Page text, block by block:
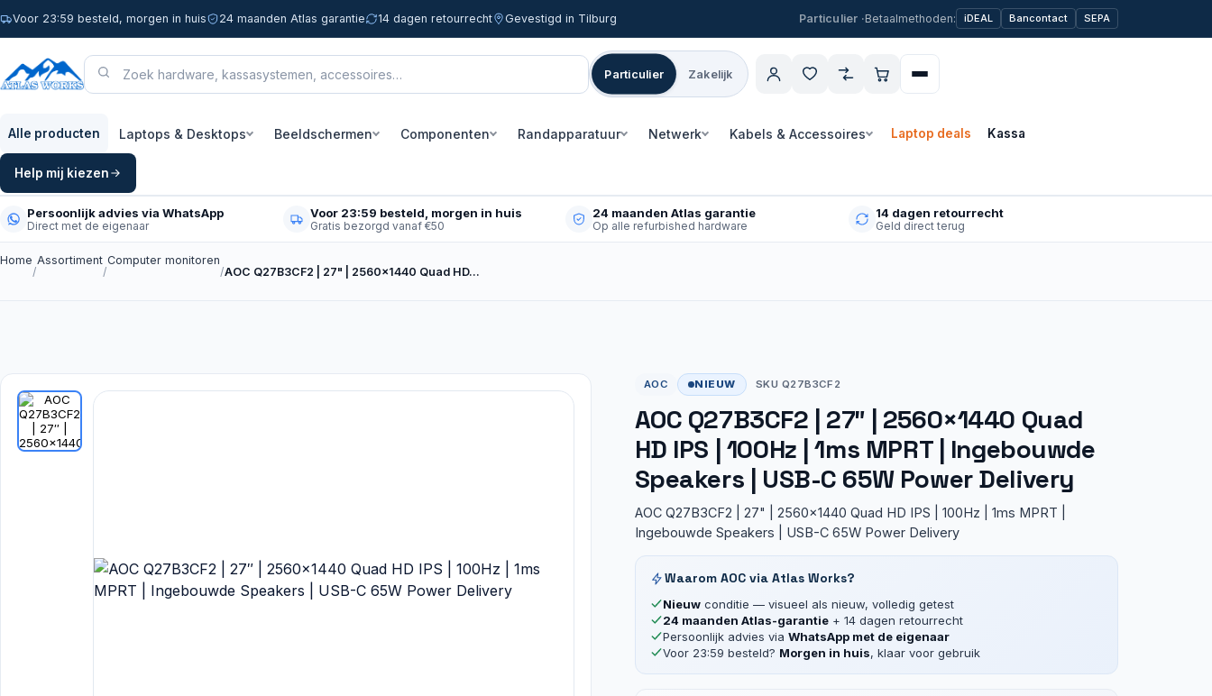
Voor 23:59 besteld, morgen in huis 24 maanden Atlas garantie 14 dagen retourrecht Gevestigd in Tilburg Betaalmethoden: iDEAL Bancontact SEPA
Particulier Zakelijk
Alle producten Laptops & Desktops Beeldschermen Componenten Randapparatuur Netwerk Kabels & Accessoires Laptop deals Kassa
Help mij kiezen
Persoonlijk advies via WhatsApp
Direct met de eigenaar
Voor 23:59 besteld, morgen in huis
Gratis bezorgd vanaf €50
24 maanden Atlas garantie
Op alle refurbished hardware
14 dagen retourrecht
Geld direct terug
Home
/
Assortiment
/
Computer monitoren
/AOC Q27B3CF2 | 27" | 2560x1440 Quad HD…
AOC NIEUW SKU Q27B3CF2
AOC Q27B3CF2 | 27″ | 2560×1440 Quad
HD IPS | 100Hz | 1ms MPRT | Ingebouwde
Speakers | USB-C 65W Power Delivery
AOC Q27B3CF2 | 27" | 2560x1440 Quad HD IPS | 100Hz | 1ms MPRT |
Ingebouwde Speakers | USB-C 65W Power Delivery
Waarom AOC via Atlas Works?
Nieuwconditie — visueel als nieuw, volledig getest
24 maanden Atlas-garantie+ 14 dagen retourrecht
Persoonlijk advies via WhatsApp met de eigenaar
Voor 23:59 besteld? Morgen in huis, klaar voor gebruik